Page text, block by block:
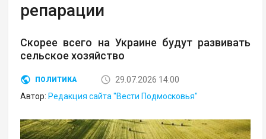
репарации
Скорее всего на Украине будут развивать
сельское хозяйство
ПОЛИТИКА
29.07.2026 14:00
Автор: Редакция сайта "Вести Подмосковья"